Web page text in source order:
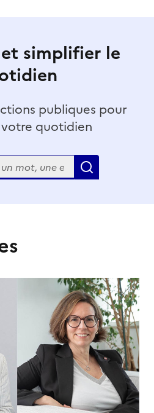
simplifier le
publiques pour
quotidien